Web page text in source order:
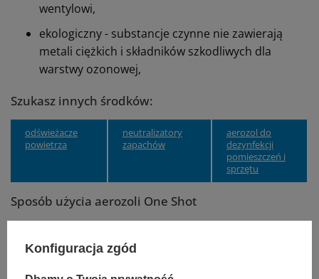
wentylowi,
ekologiczny - substancje czynne nie zawierają
metali ciężkich i składników szkodliwych dla
warstwy ozonowej,
Szukasz innych środków:
odświeżacze
powietrza
neutralizatory
zapachów
aerozol do
dezynfekcji
pomieszczeń i
sprzętu
Sposób użycia aerozoli One Shot
Rozpylać zawsze na środku pomieszczenia,
Konfiguracja zgód